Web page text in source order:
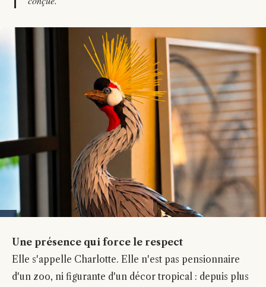
Une présence qui force le respect
Elle s'appelle Charlotte. Elle n'est pas pensionnaire
d'un zoo, ni figurante d'un décor tropical : depuis plus